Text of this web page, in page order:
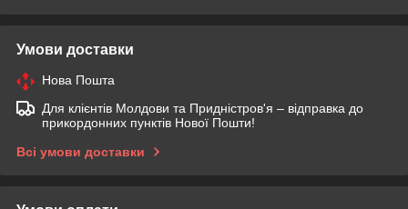
Умови доставки
Нова Пошта
Для клієнтів Молдови та Придністров'я – відправка до
прикордонних пунктів Нової Пошти!
Всі умови доставки